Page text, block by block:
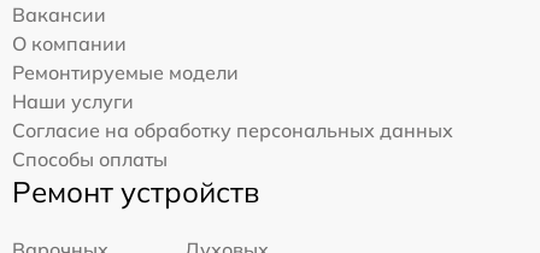
Вакансии
О компании
Ремонтируемые модели
Наши услуги
Согласие на обработку персональных данных
Способы оплаты
Ремонт устройств